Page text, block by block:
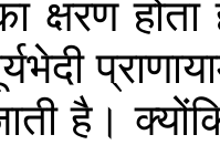
क्षरण होता
है।